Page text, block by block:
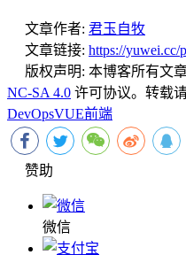
文章作者: 君玉自牧
文章链接: https://yuwei.cc/
版权声明: 本博客所有文
NC-SA 4.0 许可协议。转载
DevOpsVUE前端
赞助
微信